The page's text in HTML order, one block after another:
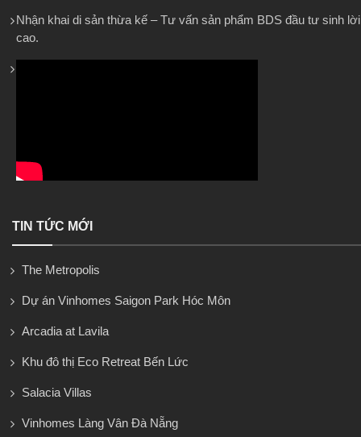
Nhận khai di sản thừa kế – Tư vấn sản phẩm BDS đầu tư sinh lời
cao.
TIN TỨC MỚI
The Metropolis
Dự án Vinhomes Saigon Park Hóc Môn
Arcadia at Lavila
Khu đô thị Eco Retreat Bến Lức
Salacia Villas
Vinhomes Làng Vân Đà Nẵng